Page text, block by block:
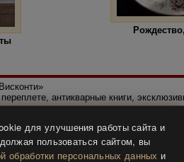
антикварные книги,
для улучшения работы сайта и
пользоваться сайтом, вы
обработки персональных данных и